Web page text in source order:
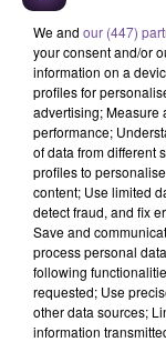
Une société de St
(H/F). Vos
travail. Lancer la
Contrôle de
poste de travail et
5h-12h ou 12h-19h.
We and our (447)
your consent and/or
information on a
profiles for
advertising; Measure
performance;
of data from different
profiles to
content; Use limited
detect fraud, and fix
Save and
process personal
following
requested; Use
other data sources;
information